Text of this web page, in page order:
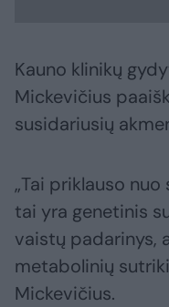
Kauno klinikų
Mickevičius
susidariusių
„Tai priklauso
tai yra genetinis
vaistų padarinys,
metabolinių
Mickevičius.